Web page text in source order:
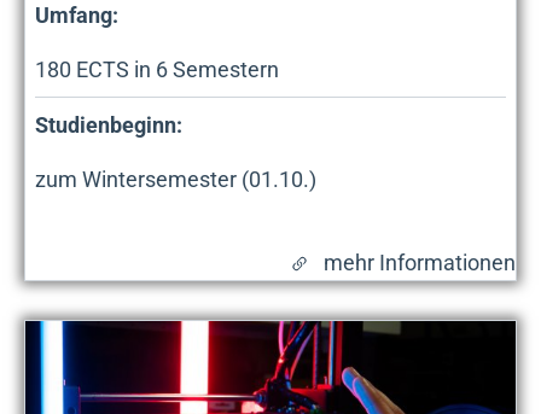
Umfang:
180 ECTS in 6Semestern
Studienbeginn:
zum Wintersemester (01.10.)
mehr Informationen